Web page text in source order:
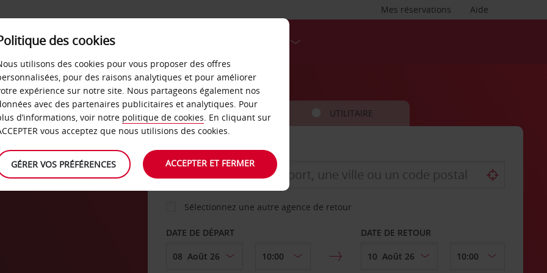
Aide
Mes réservations
LIBRE-SERVICE
VOITURE UTILITAIRE
AGENCE DE DÉPART
Sélectionnez une autre agence de retour
DATE DE DÉPART DATE DE RETOUR
des cookies
utilisons des cookies pour vous proposer des offres
pour des raisons analytiques et pour améliorer
expérience sur notre site. Nous partageons également nos
avec des partenaires publicitaires et analytiques. Pour
d’informations, voir notre politique de cookies. En cliquant sur
vous acceptez que nous utilisions des cookies.
GÉRER VOS PRÉFÉRENCES ACCEPTER ET FERMER